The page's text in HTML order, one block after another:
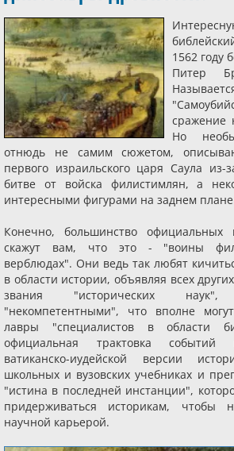
1562 году
Питер
сражение
Но
отнюдь не самим сюжетом,
первого израильского царя Саула
битве от войска филистимлян, а
интересными фигурами на заднем
Конечно, большинство официальных
скажут вам, что это - "воины
верблюдах". Они ведь так любят
в области истории, объявляя всех
звания "исторических
"некомпетентными", что вполне
лавры "специалистов в области
официальная трактовка событий
ватиканско-иудейской версии
школьных и вузовских учебниках и
"истина в последней инстанции",
придерживаться историкам, чтобы
научной карьерой.